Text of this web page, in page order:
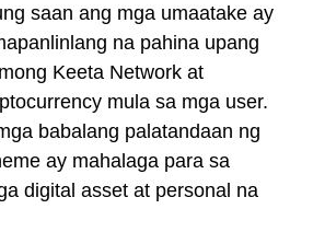
saan ang mga umaatake ay
na pahina upang
Keeta Network at
mula sa mga user.
babalang palatandaan ng
ay mahalaga para sa
digital asset at personal na